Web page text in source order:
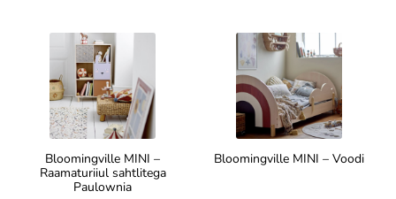
Bloomingville MINI –
Raamaturiiul sahtlitega
Paulownia
Bloomingville MINI – Voodi